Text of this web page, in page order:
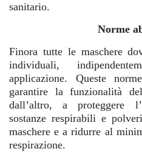
sanitario.
Norme
Finora tutte le maschere
individuali,
applicazione. Queste
garantire la funzionalità
dall’altro, a proteggere
sostanze respirabili e
maschere e a ridurre al
respirazione.